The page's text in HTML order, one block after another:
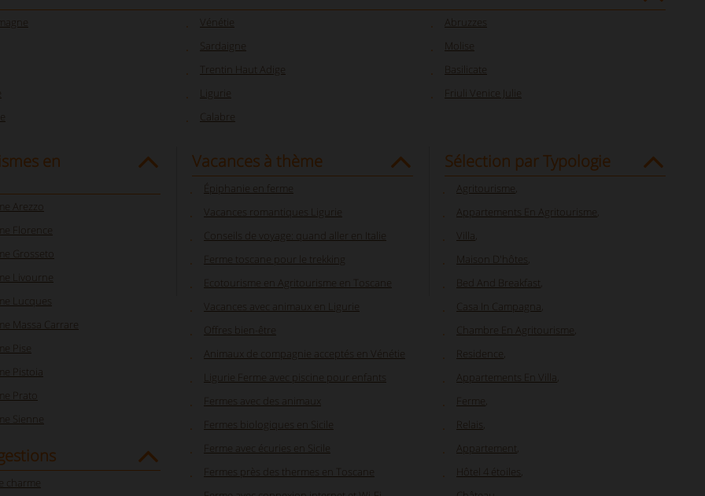
Vénétie
Sardaigne
Trentin Haut Adige
Ligurie
Calabre
Abruzzes
Molise
Basilicate
Friuli Venice Julie
en
Arezzo
Florence
Grosseto
Livourne
Lucques
Massa Carrare
Pise
Pistoia
Prato
Sienne
charme
Vacances à thème
Épiphanie en ferme
Vacances romantiques Ligurie
Conseils de voyage: quand aller en Italie
Ferme toscane pour le trekking
Ecotourisme en Agritourisme en Toscane
Vacances avec animaux en Ligurie
Offres bien-être
Animaux de compagnie acceptés en Vénétie
Ligurie Ferme avec piscine pour enfants
Fermes avec des animaux
Fermes biologiques en Sicile
Ferme avec écuries en Sicile
Fermes près des thermes en Toscane
Sélection par Typologie
Agritourisme
Appartements En Agritourisme
Villa
Maison D'hôtes
Bed And Breakfast
Casa In Campagna
Chambre En Agritourisme
Residence
Appartements En Villa
Ferme
Relais
Appartement
Hôtel 4 étoiles